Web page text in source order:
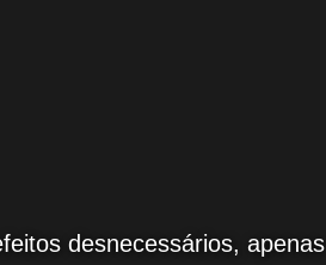
desnecessários,